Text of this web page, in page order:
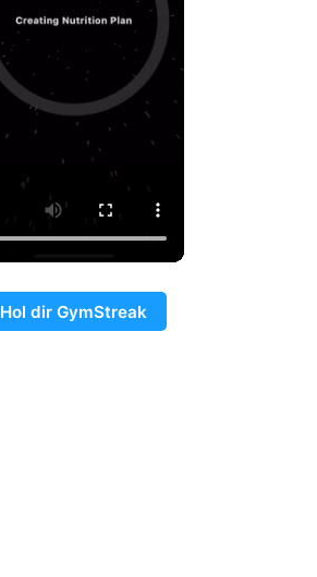
Hol dir GymStreak